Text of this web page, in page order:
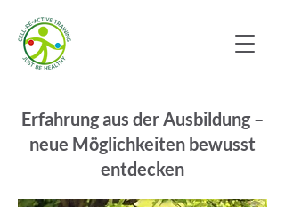
Erfahrung aus der Ausbildung –
neue Möglichkeiten bewusst
entdecken